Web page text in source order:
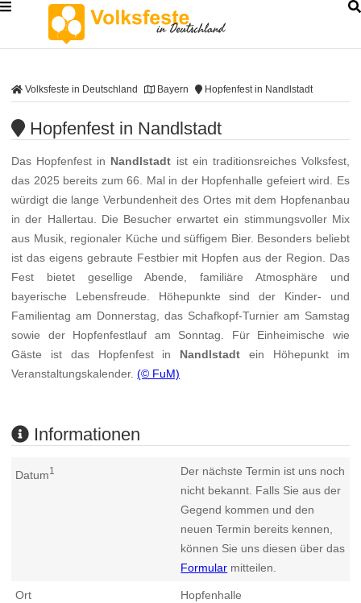
Volksfeste in Deutschland Bayern Hopfenfest in Nandlstadt
Hopfenfest in Nandlstadt
Das Hopfenfest in Nandlstadt ist ein traditionsreiches Volksfest,
das 2025 bereits zum 66. Mal in der Hopfenhalle gefeiert wird. Es
würdigt die lange Verbundenheit des Ortes mit dem Hopfenanbau
in der Hallertau. Die Besucher erwartet ein stimmungsvoller Mix
aus Musik, regionaler Küche und süffigem Bier. Besonders beliebt
ist das eigens gebraute Festbier mit Hopfen aus der Region. Das
Fest bietet gesellige Abende, familiäre Atmosphäre und
bayerische Lebensfreude. Höhepunkte sind der Kinder- und
Familientag am Donnerstag, das Schafkopf-Turnier am Samstag
sowie der Hopfenfestlauf am Sonntag. Für Einheimische wie
Gäste ist das Hopfenfest in Nandlstadt ein Höhepunkt im
Veranstaltungskalender.(© FuM)
Informationen
Datum1
Der nächste Termin ist uns noch
nicht bekannt. Falls Sie aus der
Gegend kommen und den
neuen Termin bereits kennen,
können Sie uns diesen über das
Formular mitteilen.
Ort
Hopfenhalle